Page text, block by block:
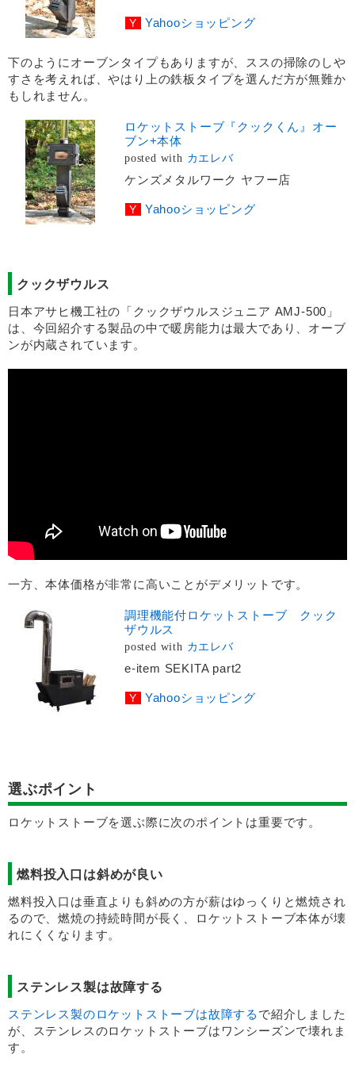
Yahooショッピング
下のようにオーブンタイプもありますが、ススの掃除のしや
すさを考えれば、やはり上の鉄板タイプを選んだ方が無難か
もしれません。
ロケットストーブ『クックくん』オー
ブン+本体
posted with カエレバ
ケンズメタルワーク ヤフー店
Yahooショッピング
クックザウルス
日本アサヒ機工社の「クックザウルスジュニア AMJ-500」
は、今回紹介する製品の中で暖房能力は最大であり、オーブ
ンが内蔵されています。
一方、本体価格が非常に高いことがデメリットです。
調理機能付ロケットストーブ クック
ザウルス
posted with カエレバ
e-item SEKITA part2
Yahooショッピング
選ぶポイント
ロケットストーブを選ぶ際に次のポイントは重要です。
燃料投入口は斜めが良い
燃料投入口は垂直よりも斜めの方が薪はゆっくりと燃焼され
るので、燃焼の持続時間が長く、ロケットストーブ本体が壊
れにくくなります。
ステンレス製は故障する
ステンレス製のロケットストーブは故障する で紹介しました
が、ステンレスのロケットストーブはワンシーズンで壊れま
す。